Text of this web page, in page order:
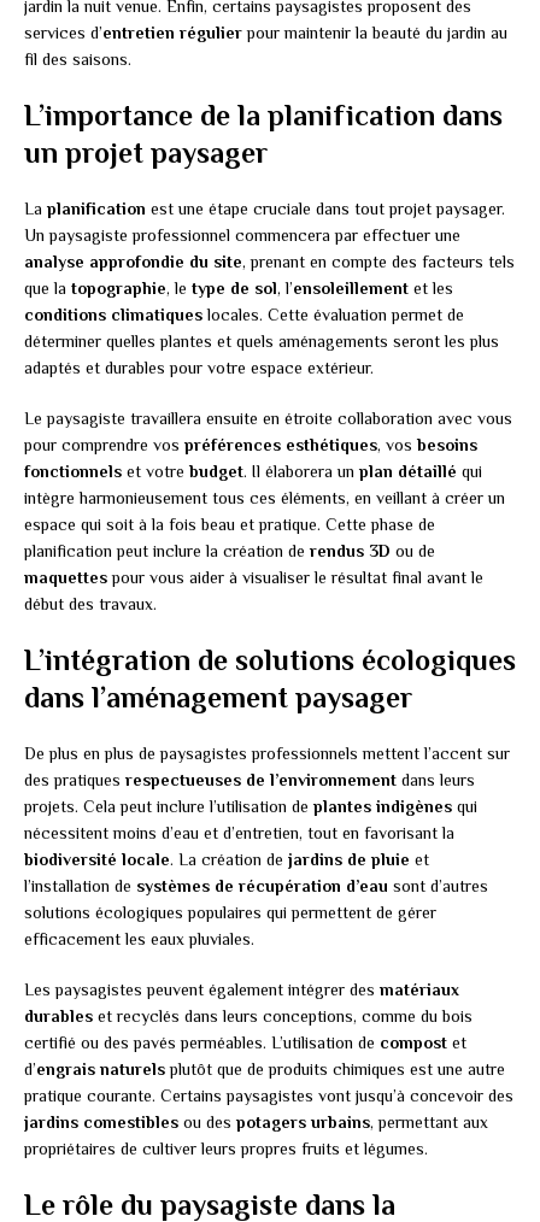
jardin la nuit venue. Enfin, certains paysagistes proposent des
services d’entretien régulierpour maintenir la beauté du jardin au
fil des saisons.
L’importance de la planification dans
un projet paysager
La planification est une étape cruciale dans tout projet paysager.
Un paysagiste professionnel commencera par effectuer une
analyse approfondie du site, prenant en compte des facteurs tels
que la topographie, le type de sol, l’ensoleillement et les
conditions climatiqueslocales. Cette évaluation permet de
déterminer quelles plantes et quels aménagements seront les plus
adaptés et durables pour votre espace extérieur.
Le paysagiste travaillera ensuite en étroite collaboration avec vous
pour comprendre vos préférences esthétiques, vosbesoins
fonctionnels et votrebudget. Il élaborera un plan détaillé qui
intègre harmonieusement tous ces éléments, en veillant à créer un
espace qui soit à la fois beau et pratique. Cette phase de
planification peut inclure la création de rendus 3D ou de
maquettespour vous aider à visualiser le résultat final avant le
début des travaux.
L’intégration de solutions écologiques
dans l’aménagement paysager
De plus en plus de paysagistes professionnels mettent l’accent sur
des pratiques respectueuses de l’environnement dans leurs
projets. Cela peut inclure l’utilisation de plantes indigènes qui
nécessitent moins d’eau et d’entretien, tout en favorisant la
biodiversité locale. La création de jardins de pluie et
l’installation de systèmes de récupération d’eau sont d’autres
solutions écologiques populaires qui permettent de gérer
efficacement les eaux pluviales.
Les paysagistes peuvent également intégrer des matériaux
durables et recyclés dans leurs conceptions, comme du bois
certifié ou des pavés perméables. L’utilisation de compost et
d’engrais naturelsplutôt que de produits chimiques est une autre
pratique courante. Certains paysagistes vont jusqu’à concevoir des
jardins comestibles ou des potagers urbains, permettant aux
propriétaires de cultiver leurs propres fruits et légumes.
Le rôle du paysagiste dans la